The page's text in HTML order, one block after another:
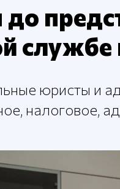
службе
юристы и
налоговое,